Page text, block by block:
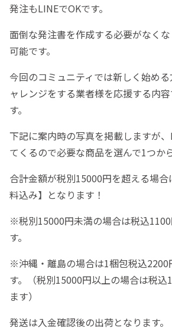
発注もLINEでOKです。
面倒な発注書を作成する必要がなく
可能です。
今回のコミュニティでは新しく始め
ャレンジをする業者様を応援する内
す。
下記に案内時の写真を掲載しますが
てくるので必要な商品を選んで1つか
合計金額が税別15000円を超える場
料込み】となります！
※税別15000円未満の場合は税込
す。
※沖縄・離島の場合は1梱包税込2200
す。（税別15000円以上の場合は税込
ます）
発送は入金確認後の出荷となります。